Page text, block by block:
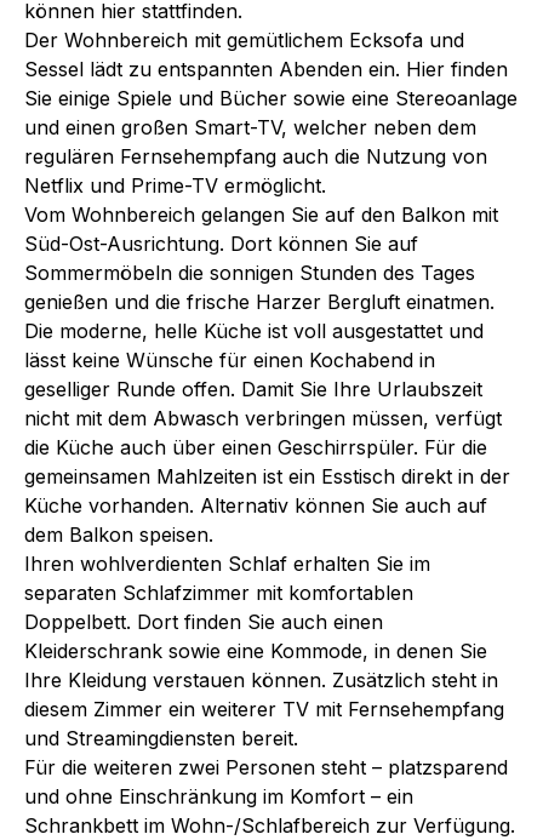
können hier stattfinden.
Der Wohnbereich mit gemütlichem Ecksofa und
Sessel lädt zu entspannten Abenden ein. Hier finden
Sie einige Spiele und Bücher sowie eine Stereoanlage
und einen großen Smart-TV, welcher neben dem
regulären Fernsehempfang auch die Nutzung von
Netflix und Prime-TV ermöglicht.
Vom Wohnbereich gelangen Sie auf den Balkon mit
Süd-Ost-Ausrichtung. Dort können Sie auf
Sommermöbeln die sonnigen Stunden des Tages
genießen und die frische Harzer Bergluft einatmen.
Die moderne, helle Küche ist voll ausgestattet und
lässt keine Wünsche für einen Kochabend in
geselliger Runde offen. Damit Sie Ihre Urlaubszeit
nicht mit dem Abwasch verbringen müssen, verfügt
die Küche auch über einen Geschirrspüler. Für die
gemeinsamen Mahlzeiten ist ein Esstisch direkt in der
Küche vorhanden. Alternativ können Sie auch auf
dem Balkon speisen.
Ihren wohlverdienten Schlaf erhalten Sie im
separaten Schlafzimmer mit komfortablen
Doppelbett. Dort finden Sie auch einen
Kleiderschrank sowie eine Kommode, in denen Sie
Ihre Kleidung verstauen können. Zusätzlich steht in
diesem Zimmer ein weiterer TV mit Fernsehempfang
und Streamingdiensten bereit.
Für die weiteren zwei Personen steht – platzsparend
und ohne Einschränkung im Komfort – ein
Schrankbett im Wohn-/Schlafbereich zur Verfügung.